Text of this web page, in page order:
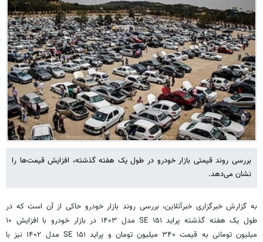
بررسی روند قیمتی بازار خودرو در طول یک هفته گذشته، افزایش قیمت‌ها را
نشان می‌دهد.
به گزارش خبرگزاری خبرآنلاین، بررسی روند بازار خودرو حاکی از آن است که در
طول یک هفته گذشته پراید ۱۵۱ SE مدل ۱۴۰۳ در بازار خودرو با افزایش ۱۰
میلیون تومانی به قیمت ۳۴۰ میلیون تومان و پراید ۱۵۱ SE مدل ۱۴۰۲ نیز با